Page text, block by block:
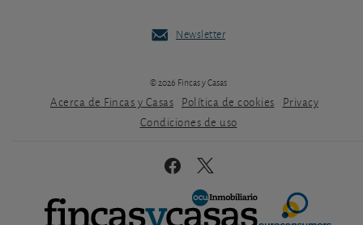
Newsletter
© 2026 Fincas y Casas
Acerca de Fincas y Casas Política de cookies
Privacy
Condiciones de uso